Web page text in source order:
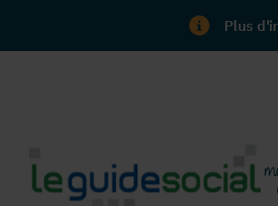
Plus